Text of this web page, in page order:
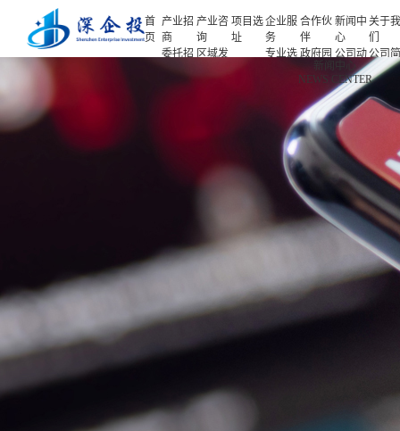
首
页
产业招
商
委托招
招商策
产业咨
询
区域发
项目选
址
企业服
务
专业选
投融资
服务
合作伙
伴
政府园
区
企业客
户
行业协
会
基金公
司
新闻中
心
公司动
产业观
察
关于
们
公司
介
人力
源
联系
产业咨询
新闻中心
NEWS CENTER